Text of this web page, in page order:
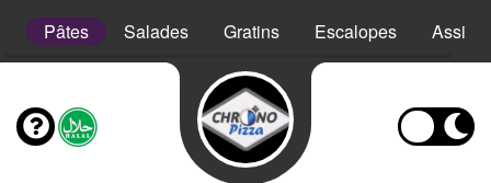
Pâtes Salades Gratins Escalopes